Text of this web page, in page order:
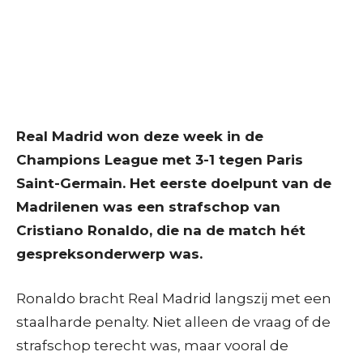
Real Madrid won deze week in de
Champions League met 3-1 tegen Paris
Saint-Germain. Het eerste doelpunt van de
Madrilenen was een strafschop van
Cristiano Ronaldo, die na de match hét
gespreksonderwerp was.
Ronaldo bracht Real Madrid langszij met een
staalharde penalty. Niet alleen de vraag of de
strafschop terecht was, maar vooral de